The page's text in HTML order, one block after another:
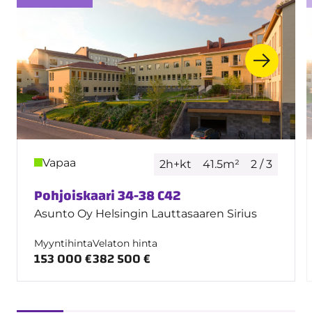
Vapaa 2h+kt 41.5m² 2 / 3
Pohjoiskaari 34-38 C42
Asunto Oy Helsingin Lauttasaaren Sirius
Myyntihinta
153 000 €
Velaton hinta
382 500 €